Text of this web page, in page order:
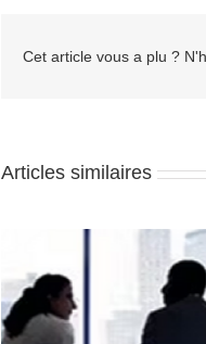
Cet article vous a plu ?
Articles similaires